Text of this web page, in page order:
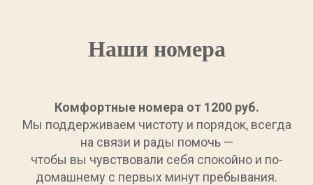
Наши номера
Комфортные номера от 1200 руб.
Мы поддерживаем чистоту и порядок, всегда
на связи и рады помочь —
чтобы вы чувствовали себя спокойно и по-
домашнему с первых минут пребывания.